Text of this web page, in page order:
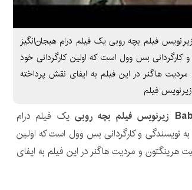
دانلود زیرنویس فیلم Baby Ruby 2022 زیرنویس فیلم بچه روبی یک فیلم درام هیجان‌انگیز
۲۰۲۲ به نویسندگی و کارگردانی بس وول است که اولین کارگردانی خود
مردیت هاگنر در این فیلم به ایفای نقش پرداخته
فیلم
زیرنویس فیلم بچه روبییک فیلم درام
نویسندگی و کارگردانی بس وول است که اولین
هرینگتون و مردیت هاگنر در این فیلم به ایفای